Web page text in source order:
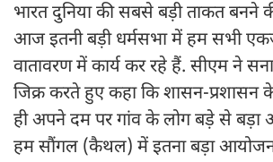
भारत दुनिया की सबसे बड़ी ताकत बनने
आज इतनी बड़ी धर्मसभा में हम सभी
वातावरण में कार्य कर रहे हैं. सीएम ने
जिक्र करते हुए कहा कि शासन-प्रशासन
ही अपने दम पर गांव के लोग बड़े से
हम सौंगल (कैथल) में इतना बड़ा